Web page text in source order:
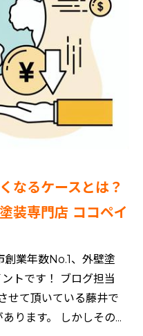
なるケースとは？
装専門店 ココペイ
業年数No.1、外壁塗
トです！ ブログ担当
せて頂いている藤井で
ります。 しかしその...